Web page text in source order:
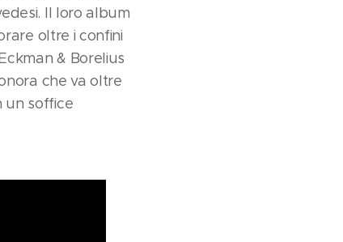
Il loro album
oltre i confini
& Borelius
che va oltre
un soffice